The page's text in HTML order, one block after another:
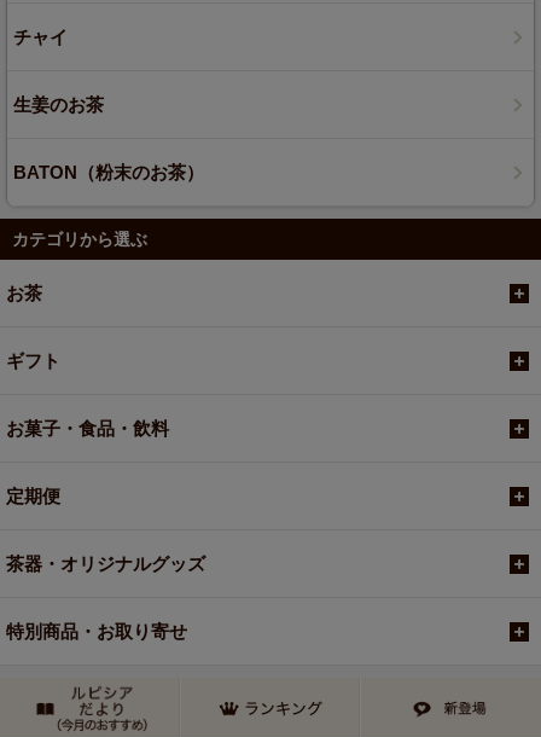
チャイ
生姜のお茶
BATON（粉末のお茶）
カテゴリから選ぶ
お茶
ギフト
お菓子・食品・飲料
定期便
茶器・オリジナルグッズ
特別商品・お取り寄せ